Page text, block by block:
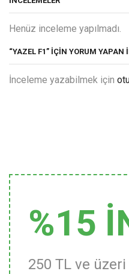
Henüz inceleme yapılmadı.
“YAZEL F1” IÇIN YORUM YAPAN
İnceleme yazabilmek için
%15
250 TL ve